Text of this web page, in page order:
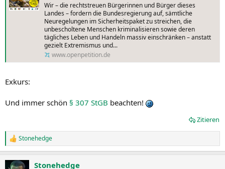
Wir – die rechtstreuen Bürgerinnen und Bürger dieses
Landes – fordern die Bundesregierung auf, sämtliche
Neuregelungen im Sicherheitspaket zu streichen, die
unbescholtene Menschen kriminalisieren sowie deren
tägliches Leben und Handeln massiv einschränken – anstatt
gezielt Extremismus und...
www.openpetition.de
Exkurs:
Und immer schön § 307 StGB beachten!
Zitieren
R
e
k
Stonehedge
Stonehedge